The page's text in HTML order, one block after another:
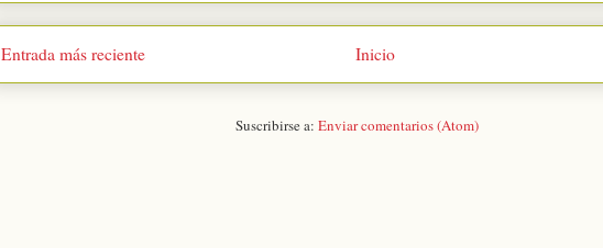
Entrada más reciente Inicio
Suscribirse a: Enviar comentarios (Atom)